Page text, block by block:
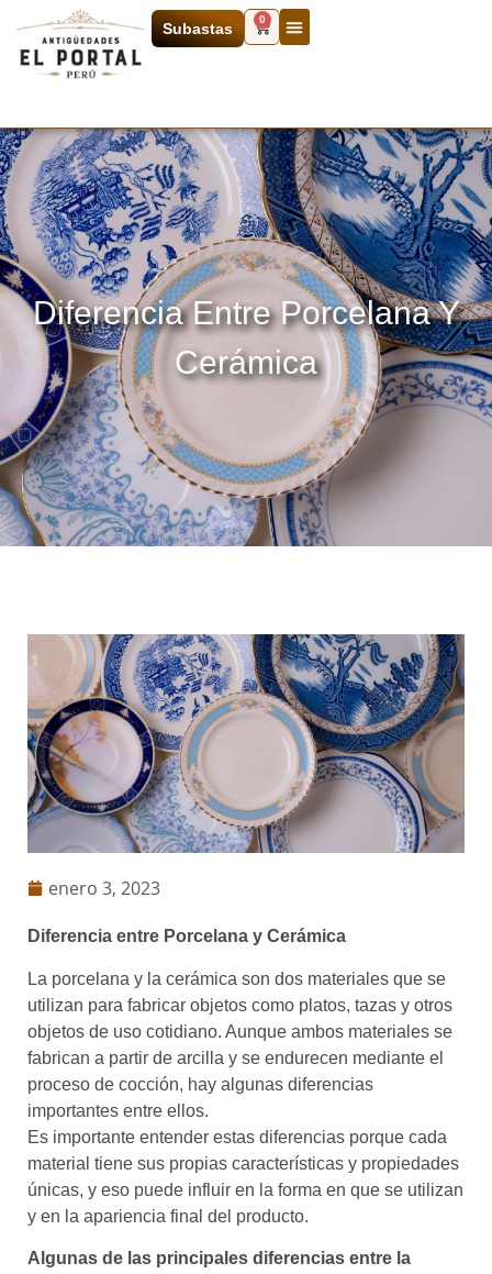
Subastas
0
Diferencia Entre Porcelana Y
Cerámica
enero 3, 2023
Diferencia entre Porcelana y Cerámica
La porcelana y la cerámica son dos materiales que se
utilizan para fabricar objetos como platos, tazas y otros
objetos de uso cotidiano. Aunque ambos materiales se
fabrican a partir de arcilla y se endurecen mediante el
proceso de cocción, hay algunas diferencias
importantes entre ellos.
Es importante entender estas diferencias porque cada
material tiene sus propias características y propiedades
únicas, y eso puede influir en la forma en que se utilizan
y en la apariencia final del producto.
Algunas de las principales diferencias entre la